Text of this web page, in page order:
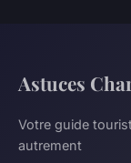
Astuces
Votre guide
autrement